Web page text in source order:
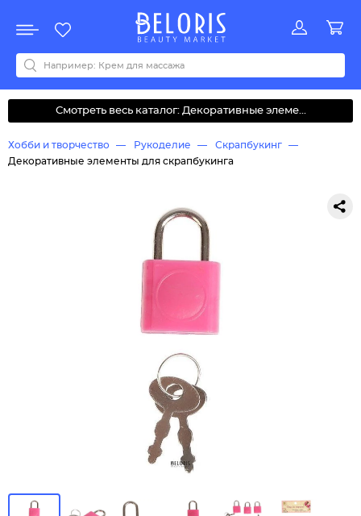
Акции
Все бренды
0-9ABCDEFGHIJKLMNOPQRSTUVWYZАБВДЗИМОКЛНПРСТУФ
Смотреть весь каталог: Декоративные элеме...
Хобби и творчество Рукоделие
Скрапбукинг
Декоративные элементы для скрапбукинга